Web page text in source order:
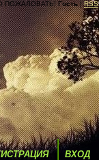
ПОЖАЛОВАТЬ! Гость|RSS
ВХОД